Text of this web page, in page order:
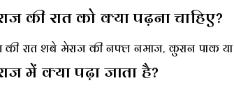
की रात को क्या पढ़ना चाहिए?
रात शबे मेराज की नफ्ल नमाज, कुरान पाक या
में क्या पढ़ा जाता है?